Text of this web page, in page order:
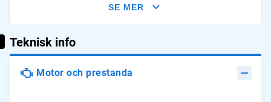
slitage och jämför avläsningarna med typliga
årliga genomsnitt.
SE MER
Teknisk info
Motor och prestanda